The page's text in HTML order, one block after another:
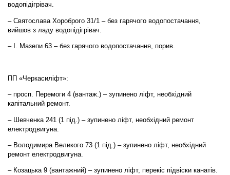
водопідігрівач.
– Святослава Хороброго 31/1 – без гарячого водопостачання,
вийшов з ладу водопідігрівач.
– І. Мазепи 63 – без гарячого водопостачання, порив.
ПП «Черкасиліфт»:
– просп. Перемоги 4 (вантаж.) – зупинено ліфт, необхідний
капітальний ремонт.
– Шевченка 241 (1 під.) – зупинено ліфт, необхідний ремонт
електродвигуна.
– Володимира Великого 73 (1 під.) – зупинено ліфт, необхідний
ремонт електродвигуна.
– Козацька 9 (вантажний) – зупинено ліфт, перекіс підвіски канатів.